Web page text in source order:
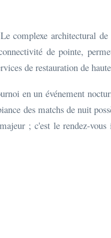
complexe architectural
de pointe,
de restauration de
en un événement
des matchs de nuit
; c'est le rendez-vous